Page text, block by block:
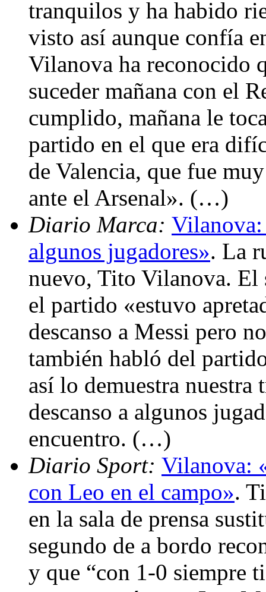
tranquilos y ha habido
visto así aunque confía
Vilanova ha reconocido
suceder mañana con el
cumplido, mañana le
partido en el que era
de Valencia, que fue
ante el Arsenal». (…)
Diario Marca: Vilanova:
algunos jugadores». La
nuevo, Tito Vilanova. El
el partido «estuvo
descanso a Messi pero
también habló del
así lo demuestra
descanso a algunos
encuentro. (…)
Diario Sport: Vilanova:
con Leo en el campo».
en la sala de prensa
segundo de a bordo
y que “con 1-0 siempre